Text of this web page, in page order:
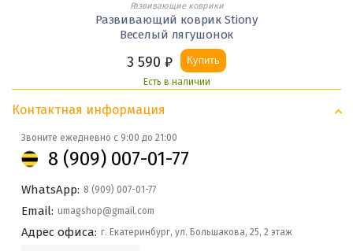
Развивающие коврики
Развивающий коврик Stiony
Веселый лягушонок
3 590 ₽ Купить
Есть в наличии
Контактная информация
Звоните ежедневно с 9:00 до 21:00
8 (909) 007-01-77
WhatsApp: 8 (909) 007-01-77
Email: umagshop@gmail.com
Адрес офиса: г. Екатеринбург, ул. Большакова, 25, 2 этаж